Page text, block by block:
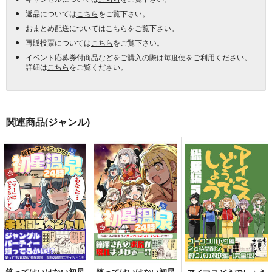
返品については こちらをご覧下さい。
おまとめ配送については こちらをご覧下さい。
再販投票については こちらをご覧下さい。
イベント応募券付商品などをご購入の際は毎度便をご利用ください。
詳細は こちらをご覧ください。
関連商品(ジャンル)